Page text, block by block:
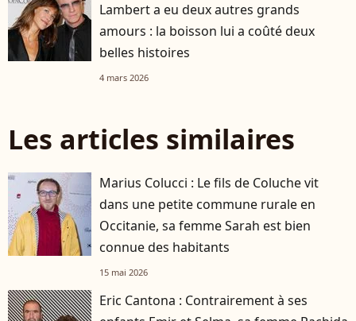
Lambert a eu deux autres grands
amours : la boisson lui a coûté deux
belles histoires
4 mars 2026
Les articles similaires
Marius Colucci : Le fils de Coluche vit
dans une petite commune rurale en
Occitanie, sa femme Sarah est bien
connue des habitants
15 mai 2026
Eric Cantona : Contrairement à ses